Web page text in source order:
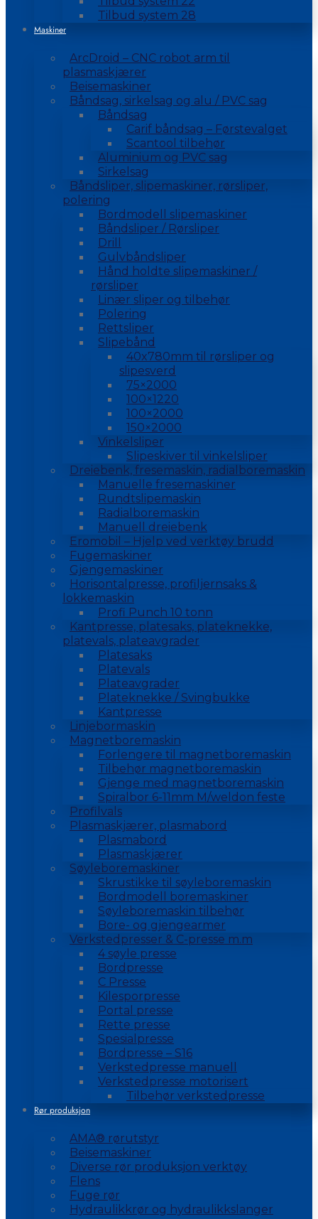
Tilbud system 28
Maskiner
ArcDroid – CNC robot arm til
plasmaskjærer
Beisemaskiner
Båndsag, sirkelsag og alu / PVC sag
Båndsag
Carif båndsag – Førstevalget
Scantool tilbehør
Aluminium og PVC sag
Sirkelsag
Båndsliper, slipemaskiner, rørsliper,
polering
Bordmodell slipemaskiner
Båndsliper / Rørsliper
Drill
Gulvbåndsliper
Hånd holdte slipemaskiner /
rørsliper
Linær sliper og tilbehør
Polering
Rettsliper
Slipebånd
40x780mm til rørsliper og
slipesverd
75×2000
100×1220
100×2000
150×2000
Vinkelsliper
Slipeskiver til vinkelsliper
Dreiebenk, fresemaskin, radialboremaskin
Manuelle fresemaskiner
Rundtslipemaskin
Radialboremaskin
Manuell dreiebenk
Eromobil – Hjelp ved verktøy brudd
Fugemaskiner
Gjengemaskiner
Horisontalpresse, profiljernsaks &
lokkemaskin
Profi Punch 10 tonn
Kantpresse, platesaks, plateknekke,
platevals, plateavgrader
Platesaks
Platevals
Plateavgrader
Plateknekke / Svingbukke
Kantpresse
Linjebormaskin
Magnetboremaskin
Forlengere til magnetboremaskin
Tilbehør magnetboremaskin
Gjenge med magnetboremaskin
Spiralbor 6-11mm M/weldon feste
Profilvals
Plasmaskjærer, plasmabord
Plasmabord
Plasmaskjærer
Søyleboremaskiner
Skrustikke til søyleboremaskin
Bordmodell boremaskiner
Søyleboremaskin tilbehør
Bore- og gjengearmer
Verkstedpresser & C-presse m.m
4 søyle presse
Bordpresse
C Presse
Kilesporpresse
Portal presse
Rette presse
Spesialpresse
Bordpresse – S16
Verkstedpresse manuell
Verkstedpresse motorisert
Tilbehør verkstedpresse
Rør produksjon
AMA® rørutstyr
Beisemaskiner
Diverse rør produksjon verktøy
Flens
Fuge rør
Hydraulikkrør og hydraulikkslanger